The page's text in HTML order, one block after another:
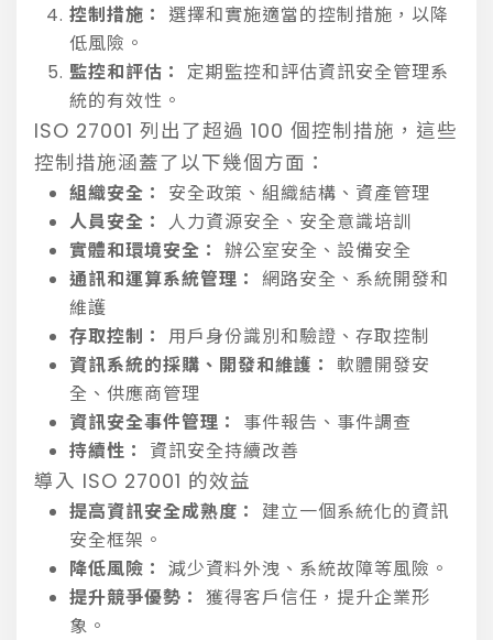
控制措施：
選擇和實施適當的控制措施，以降
低風險。
監控和評估： 定期監控和評估資訊安全管理系
統的有效性。
ISO 27001 列出了超過 100 個控制措施，這些
控制措施涵蓋了以下幾個方面：
組織安全：
安全政策、組織結構、資產管理
人員安全： 人力資源安全、安全意識培訓
實體和環境安全： 辦公室安全、設備安全
通訊和運算系統管理： 網路安全、系統開發和
維護
存取控制： 用戶身份識別和驗證、存取控制
資訊系統的採購、開發和維護： 軟體開發安
全、供應商管理
資訊安全事件管理：
事件報告、事件調查
持續性：
資訊安全持續改善
導入 ISO 27001 的效益
提高資訊安全成熟度： 建立一個系統化的資訊
安全框架。
降低風險： 減少資料外洩、系統故障等風險。
提升競爭優勢： 獲得客戶信任，提升企業形
象。